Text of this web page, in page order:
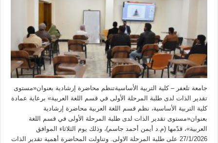
جامعة تلعفر – كلية التربية الأساسيةتنظم محاضرة إرشادية بعنوان«مستوى
تقدير الذات لدى طلبة المرحلة الأولى في قسم اللغة العربية» برعاية عمادة
كلية التربية الأساسية، نظم قسم اللغة العربية محاضرة إرشادية
بعنوان«مستوى تقدير الذات لدى طلبة المرحلة الأولى في قسم اللغة
العربية»، قدّمها (م.د أيمن أحمد جاسم)، وذلك يوم الثلاثاء الموافق
27/1/2026 على طلبة المرحلة الاولى. وتناولت المحاضرة أهمية تقدير الذات